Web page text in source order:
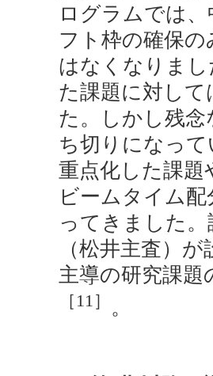
ログラムでは
フト枠の確保
はなくなりま
た課題に対し
た。しかし残念
ち切りになっ
重点化した課題
ビームタイム
ってきました
（松井主査）
主導の研究課
［11］ 。